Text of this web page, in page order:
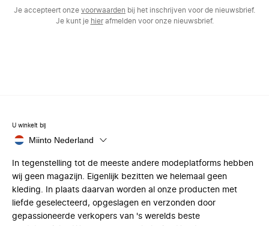
Je accepteert onze voorwaarden bij het inschrijven voor de nieuwsbrief.
Je kunt je hierafmelden voor onze nieuwsbrief.
U winkelt bij
Miinto Nederland
In tegenstelling tot de meeste andere modeplatforms hebben
wij geen magazijn. Eigenlijk bezitten we helemaal geen
kleding. In plaats daarvan worden al onze producten met
liefde geselecteerd, opgeslagen en verzonden door
gepassioneerde verkopers van 's werelds beste